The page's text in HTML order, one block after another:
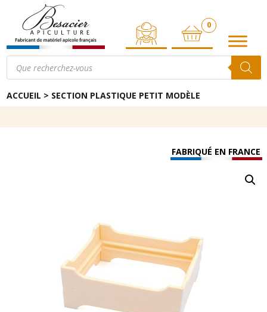
0
ARTICLE
Recherche
produits
ACCUEIL > SECTION PLASTIQUE PETIT MODÈLE
FABRIQUÉ EN FRANCE